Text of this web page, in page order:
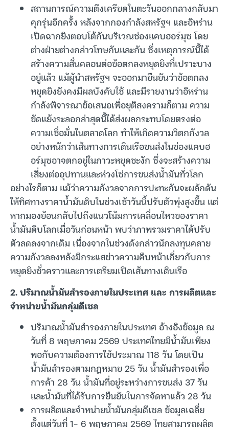
สถานการณ์ความตึงเครียดในตะวันออกกลางกลับมา
คุกรุ่นอีกครั้ง หลังจากกองกำลังสหรัฐฯ และอิหร่าน
เปิดฉากยิงตอบโต้กันบริเวณช่องแคบฮอร์มุซ โดย
ต่างฝ่ายต่างกล่าวโทษกันและกัน ซึ่งเหตุการณ์นี้ได้
สร้างความสั่นคลอนต่อข้อตกลงหยุดยิงที่เปราะบาง
อยู่แล้ว แม้ผู้นำสหรัฐฯ จะออกมายืนยันว่าข้อตกลง
หยุดยิงยังคงมีผลบังคับใช้ และมีรายงานว่าอิหร่าน
กำลังพิจารณาข้อเสนอเพื่อยุติสงครามก็ตาม ความ
ขัดแย้งระลอกล่าสุดนี้ได้ส่งผลกระทบโดยตรงต่อ
ความเชื่อมั่นในตลาดโลก ทำให้เกิดความวิตกกังวล
อย่างหนักว่าเส้นทางการเดินเรือขนส่งในช่องแคบฮ
อร์มุซอาจตกอยู่ในภาวะหยุดชะงัก ซึ่งจะสร้างความ
เสี่ยงต่ออุปทานและห่วงโซ่การขนส่งน้ำมันทั่วโลก
อย่างไรก็ตาม แม้ว่าความกังวลจากการปะทะกันจะผลักดัน
ให้ทิศทางราคาน้ำมันดิบในช่วงเช้าวันนี้ปรับตัวพุ่งสูงขึ้น แต่
หากมองย้อนกลับไปถึงแนวโน้มการเคลื่อนไหวของราคา
น้ำมันดิบโลกเมื่อวันก่อนหน้า พบว่าภาพรวมราคาได้ปรับ
ตัวลดลงจากเดิม เนื่องจากในช่วงดังกล่าวนักลงทุนคลาย
ความกังวลลงหลังมีกระแสข่าวความคืบหน้าเกี่ยวกับการ
หยุดยิงชั่วคราวและการเตรียมเปิดเส้นทางเดินเรือ
2. ปริมาณน้ำมันสำรองภายในประเทศ และ การผลิตและ
จำหน่ายน้ำมันกลุ่มดีเซล
ปริมาณน้ำมันสำรองภายในประเทศ อ้างอิงข้อมูล ณ
วันที่ 8 พฤษภาคม 2569 ประเทศไทยมีน้ำมันเพียง
พอกับความต้องการใช้ประมาณ 118 วัน โดยเป็น
น้ำมันสำรองตามกฎหมาย 25 วัน น้ำมันสำรองเพื่อ
การค้า 28 วัน น้ำมันที่อยู่ระหว่างการขนส่ง 37 วัน
และน้ำมันที่ได้รับการยืนยันในการจัดหาแล้ว 28 วัน
การผลิตและจำหน่ายน้ำมันกลุ่มดีเซล ข้อมูลเฉลี่ย
ตั้งแต่วันที่ 1- 6 พฤษภาคม 2569 ไทยสามารถผลิต